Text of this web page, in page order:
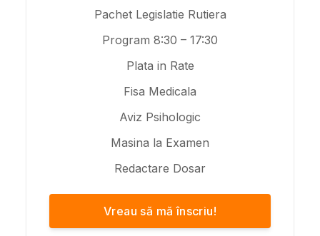
Pachet Legislatie Rutiera
Program 8:30 – 17:30
Plata in Rate
Fisa Medicala
Aviz Psihologic
Masina la Examen
Redactare Dosar
Vreau să mă înscriu!